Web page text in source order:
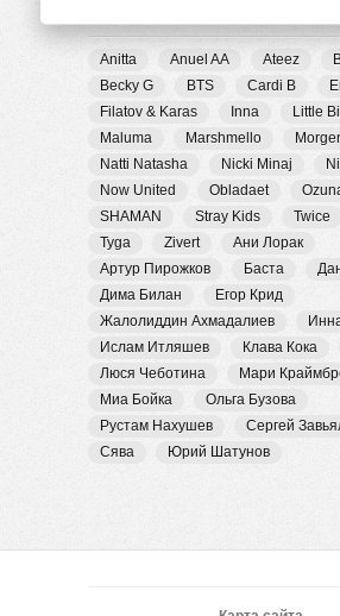
Anitta Anuel AA Ateez
Becky G
BTS Cardi B
Filatov & Karas
Inna
Little
Maluma
Marshmello
Natti Natasha
Nicki Minaj
Now United
Obladaet
SHAMAN
Stray Kids Twice
Tyga
Zivert
Ани Лорак
Артур Пирожков
Баста
Дима Билан
Егор Крид
Жалолиддин Ахмадалиев
Ислам Итляшев
Клава Кока
Люся Чеботина
Мари
Миа Бойка
Ольга Бузова
Рустам Нахушев
Сергей
Сява
Юрий Шатунов